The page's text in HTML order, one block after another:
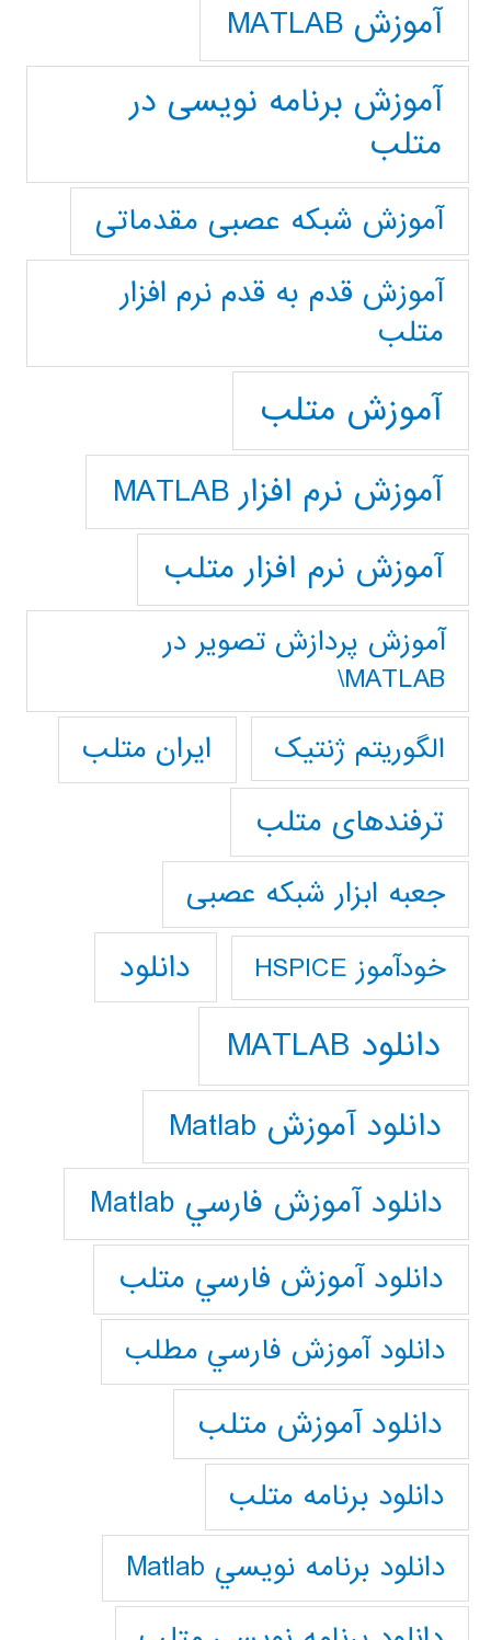
آموزش MATLAB
آموزش برنامه نویسی در
متلب
آموزش شبکه عصبی مقدماتی
آموزش قدم به قدم نرم افزار
متلب
آموزش متلب
آموزش نرم افزار MATLAB
آموزش نرم افزار متلب
آموزش پردازش تصوير در
MATLAB\
الگوریتم ژنتیک
ایران متلب
ترفندهای متلب
جعبه ابزار شبکه عصبی
خودآموز HSPICE دانلود
دانلود MATLAB
دانلود آموزش Matlab
دانلود آموزش فارسي Matlab
دانلود آموزش فارسي متلب
دانلود آموزش فارسي مطلب
دانلود آموزش متلب
دانلود برنامه متلب
دانلود برنامه نويسي Matlab